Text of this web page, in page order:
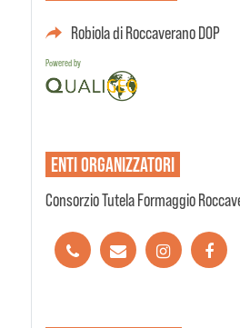
Robiola di Roccaverano DOP
Powered by
ENTIORGANIZZATORI
Consorzio Tutela Formaggio